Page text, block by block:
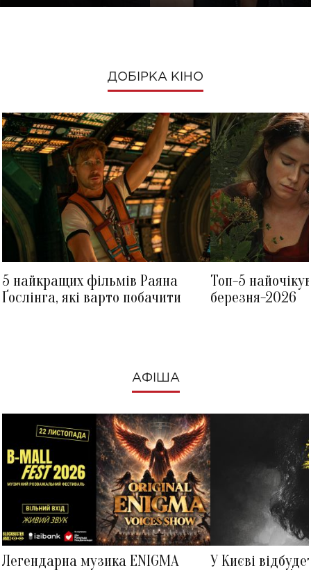
ДОБІРКА КІНО
5 найкращих фільмів Раяна
Ґослінга, які варто побачити
Топ-5
березня-2026
АФІША
Легендарна музика ENIGMA
У Києві